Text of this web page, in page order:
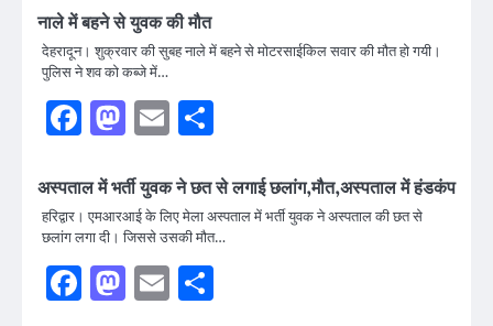
नाले में बहने से युवक की मौत
देहरादून। शुक्रवार की सुबह नाले में बहने से मोटरसाईकिल सवार की मौत हो गयी।
पुलिस ने शव को कब्जे में…
Facebook
Mastodon
Email
अस्पताल में भर्ती युवक ने छत से लगाई छलांग,मौत,अस्पताल में हंडकंप
हरिद्वार। एमआरआई के लिए मेला अस्पताल में भर्ती युवक ने अस्पताल की छत से
छलांग लगा दी। जिससे उसकी मौत…
Facebook
Mastodon
Email